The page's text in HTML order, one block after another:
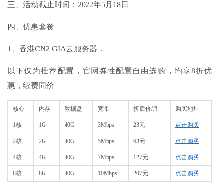
三、活动截止时间：2022年5月18日
四、优惠套餐
1、香港CN2 GIA云服务器：
以下仅为推荐配置，官网弹性配置自由选购，均享8折优
惠，续费同价
核心 内存 数据盘 宽带 折后价/月 购买地址
1核 1G 40G 3Mbps 23元 点击购买
2核 2G 40G 5Mbps 63元 点击购买
4核 4G 40G 7Mbps 127元 点击购买
8核 8G 40G 10Mbps 207元 点击购买